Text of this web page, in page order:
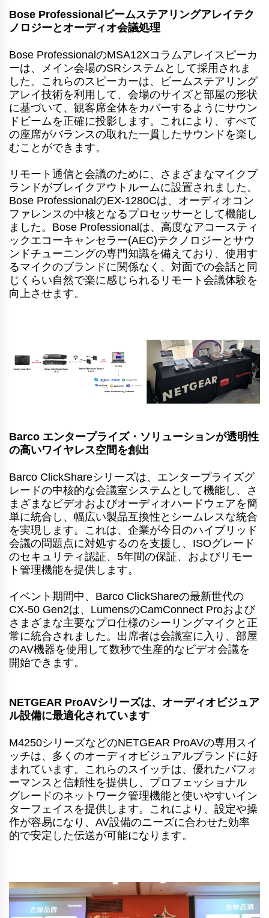
Bose Professionalビームステアリングアレイテク
ノロジーとオーディオ会議処理
Bose ProfessionalのMSA12Xコラムアレイスピーカ
ーは、メイン会場のSRシステムとして採用されま
した。これらのスピーカーは、ビームステアリング
アレイ技術を利用して、会場のサイズと部屋の形状
に基づいて、観客席全体をカバーするようにサウン
ドビームを正確に投影します。これにより、すべて
の座席がバランスの取れた一貫したサウンドを楽し
むことができます。
リモート通信と会議のために、さまざまなマイクブ
ランドがブレイクアウトルームに設置されました。
Bose ProfessionalのEX-1280Cは、オーディオコン
ファレンスの中核となるプロセッサーとして機能し
ました。Bose Professionalは、高度なアコースティ
ックエコーキャンセラー(AEC)テクノロジーとサウ
ンドチューニングの専門知識を備えており、使用す
るマイクのブランドに関係なく、対面での会話と同
じくらい自然で楽に感じられるリモート会議体験を
向上させます。
Barco エンタープライズ・ソリューションが透明性
の高いワイヤレス空間を創出
Barco ClickShareシリーズは、エンタープライズグ
レードの中核的な会議室システムとして機能し、さ
まざまなビデオおよびオーディオハードウェアを簡
単に統合し、幅広い製品互換性とシームレスな統合
を実現します。これは、企業が今日のハイブリッド
会議の問題点に対処するのを支援し、ISOグレード
のセキュリティ認証、5年間の保証、およびリモー
ト管理機能を提供します。
イベント期間中、Barco ClickShareの最新世代の
CX-50 Gen2は、LumensのCamConnect Proおよび
さまざまな主要なプロ仕様のシーリングマイクと正
常に統合されました。出席者は会議室に入り、部屋
のAV機器を使用して数秒で生産的なビデオ会議を
開始できます。
NETGEAR ProAVシリーズは、オーディオビジュア
ル設備に最適化されています
M4250シリーズなどのNETGEAR ProAVの専用スイ
ッチは、多くのオーディオビジュアルブランドに好
まれています。これらのスイッチは、優れたパフォ
ーマンスと信頼性を提供し、プロフェッショナル
グレードのネットワーク管理機能と使いやすいイン
ターフェイスを提供します。これにより、設定や操
作が容易になり、AV設備のニーズに合わせた効率
的で安定した伝送が可能になります。